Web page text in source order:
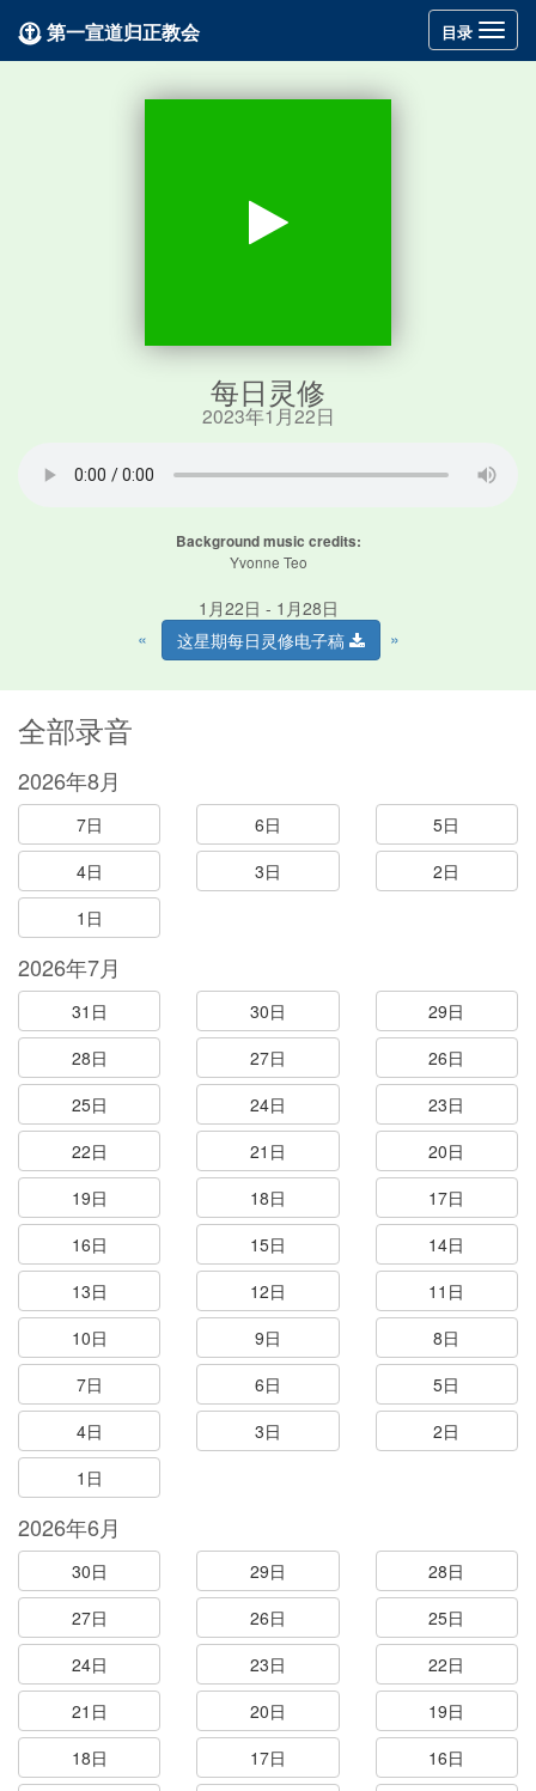
Toggle
navigation
目录
第一宣道归正教会
每日灵修
2023年1月22日
Background music credits:
Yvonne Teo
1月22日 - 1月28日
«
这星期每日灵修电子稿 »
全部录音
2026年8月
7日 6日
5日
4日
3日
2日
1日
2026年7月
31日 30日
29日
28日
27日
26日
25日
24日
23日
22日
21日
20日
19日
18日
17日
16日
15日
14日
13日
12日
11日
10日
9日
8日
7日
6日
5日
4日
3日
2日
1日
2026年6月
30日 29日
28日
27日
26日
25日
24日
23日
22日
21日
20日
19日
18日
17日
16日